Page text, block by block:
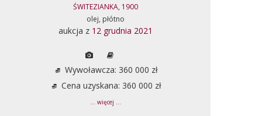
ŚWITEZIANKA, 1900
olej, płótno
aukcja z 12 grudnia 2021
Wywoławcza: 360 000 zł
Cena uzyskana: 360 000 zł
... więcej ...